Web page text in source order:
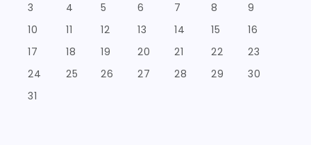
3
4 5 6 7 8
9
10
11 12 13 14 15
16
17
18 19 20 21 22
23
24
25 26 27 28 29
30
31